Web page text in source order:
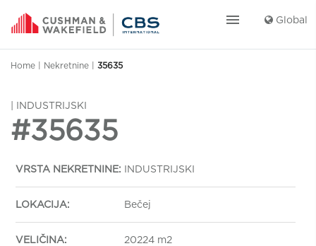
menu Global
Home Nekretnine 35635
| INDUSTRIJSKI
#35635
VRSTA NEKRETNINE: INDUSTRIJSKI
LOKACIJA: Bečej
VELIČINA: 20224 m2